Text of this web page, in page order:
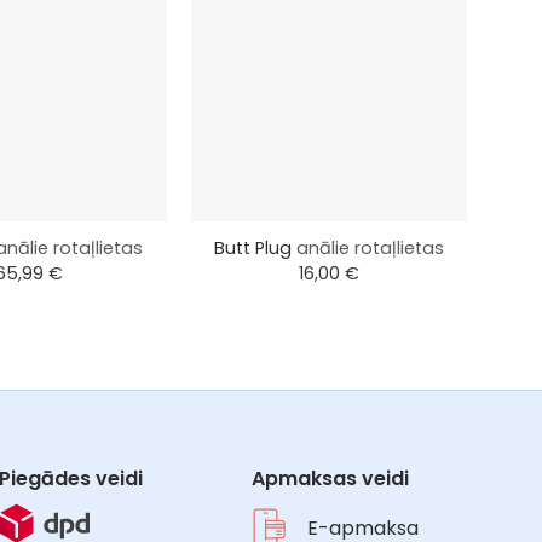
rotaļlietas
€
Butt Plug anālie rotaļlietas
16,00 €
Piegādes veidi
Apmaksas veidi
E-apmaksa